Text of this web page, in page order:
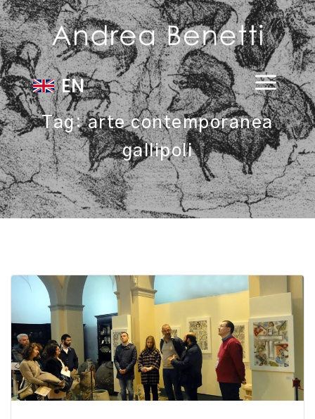
EN
Tag:arte contemporanea
gallipoli